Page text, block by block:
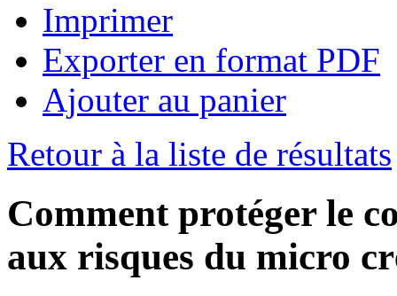
Imprimer
Exporter en format PDF
Ajouter au panier
Retour à la liste de résultats
Comment protéger le
aux risques du micro